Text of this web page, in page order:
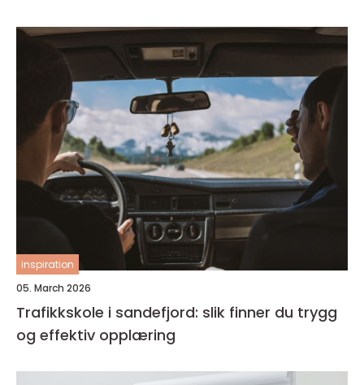
inspiration
05. March 2026
Trafikkskole i sandefjord: slik finner du trygg
og effektiv opplæring